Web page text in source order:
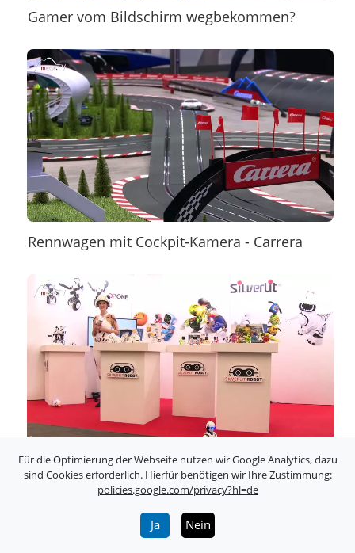
Gamer vom Bildschirm wegbekommen?
Rennwagen mit Cockpit-Kamera - Carrera
Elektronisches Haustier: Robo Chameleon
Für die Optimierung der Webseite nutzen wir Google Analytics, dazu
sind Cookies erforderlich. Hierfür benötigen wir Ihre Zustimmung:
policies.google.com/privacy?hl=de
Ja Nein